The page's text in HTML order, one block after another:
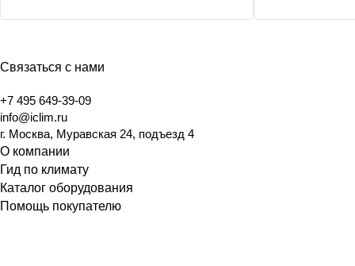
Связаться с нами
+7 495 649-39-09
info@iclim.ru
г. Москва, Муравская 24, подъезд 4
О компании
Гид по климату
Каталог оборудования
Помощь покупателю